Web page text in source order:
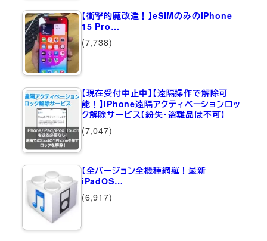
【衝撃的魔改造！】eSIMのみのiPhone
15 Pro…
(7,738)
【現在受付中止中】【遠隔操作で解除可
能！】iPhone遠隔アクティベーションロッ
ク解除サービス【紛失・盗難品は不可】
(7,047)
【全バージョン全機種網羅！最新
iPadOS…
(6,917)